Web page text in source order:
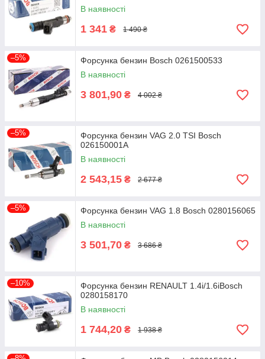
В наявності
1 341 ₴ 1 490 ₴
–5%
Форсунка бензин Bosch 0261500533
В наявності
3 801,90 ₴ 4 002 ₴
–5%
Форсунка бензин VAG 2.0 TSI Bosch
026150001A
В наявності
2 543,15 ₴ 2 677 ₴
–5%
Форсунка бензин VAG 1.8 Bosch 0280156065
В наявності
3 501,70 ₴ 3 686 ₴
–10%
Форсунка бензин RENAULT 1.4i/1.6iBosch
0280158170
В наявності
1 744,20 ₴ 1 938 ₴